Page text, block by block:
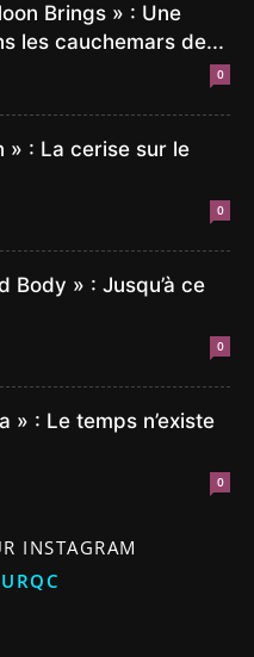
Brings » : Une
les cauchemars de...
0
» : La cerise sur le
0
Body » : Jusqu’à ce
0
» : Le temps n’existe
0
INSTAGRAM